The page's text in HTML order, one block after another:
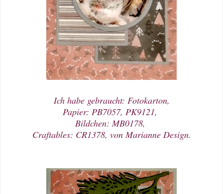
Ich habe gebraucht: Fotokarton,
Papier: PB7057, PK9121,
Bildchen: MB0178,
Craftables: CR1378, von Marianne Design.